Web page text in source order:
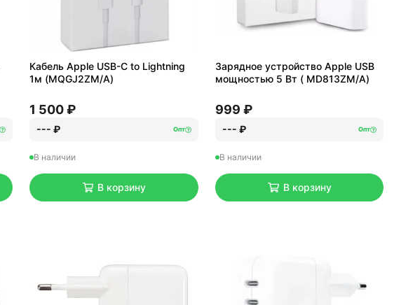
Кабель Apple USB-C to Lightning
1м (MQGJ2ZM/A)
1 500 ₽
--- ₽ Опт
В наличии
В корзину
Зарядное устройство Apple USB
мощностью 5 Вт ( MD813ZM/A)
999 ₽
--- ₽ Опт
В наличии
В корзину